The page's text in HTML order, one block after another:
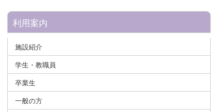
利用案内
施設紹介
学生・教職員
卒業生
一般の方